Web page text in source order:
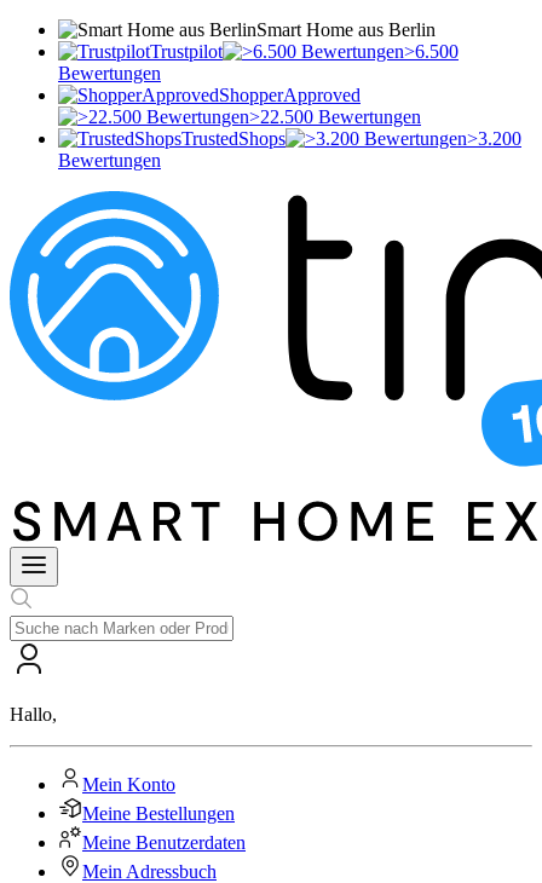
Smart Home aus Berlin
Trustpilot
>6.500
Bewertungen
ShopperApproved
>22.500 Bewertungen
TrustedShops
>3.200
Bewertungen
Hallo,
Mein Konto
Meine Bestellungen
Meine Benutzerdaten
Mein Adressbuch